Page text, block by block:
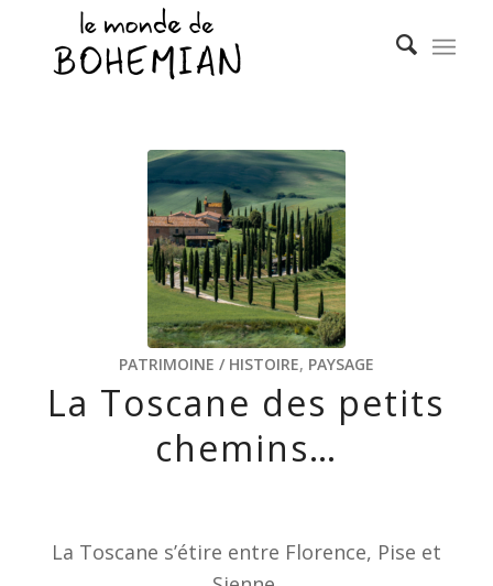
PATRIMOINE / HISTOIRE, PAYSAGE
La Toscane des petits
chemins…
La Toscane s’étire entre Florence, Pise et